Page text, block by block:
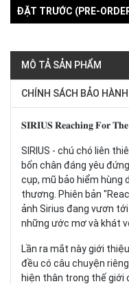
ĐẶT TRƯỚC (PRE-
MÔ TẢ SẢN PHẨM
CHÍNH SÁCH BẢO HÀNH
𝐒𝐈𝐑𝐈𝐔𝐒 𝐑𝐞𝐚𝐜𝐡𝐢𝐧𝐠 𝐅𝐨𝐫
SIRIUS - chú chó liên
bốn chân đáng yêu
cụp, mũ bảo hiểm hùng
thương. Phiên bản
ảnh Sirius đang vươn
những ước mơ và khát
Lần ra mắt này giới
đều có câu chuyện
hiện thân trong thế giới